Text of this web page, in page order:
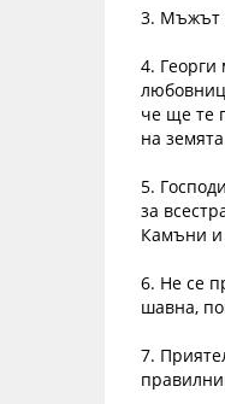
3. Мъжът
4.
че ще те
на
5.
за
Камъни и
6. Не се
шавна,
7.